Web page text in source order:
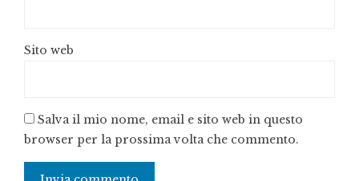
Sito web
Salva il mio nome, email e sito web in questo
browser per la prossima volta che commento.